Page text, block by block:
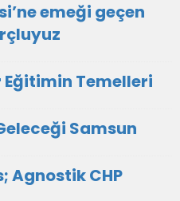
emeği geçen
Eğitimin Temelleri
Samsun
Agnostik CHP